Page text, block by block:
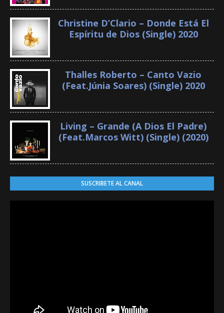
Christine D’Clario – Donde Está El
Espíritu de Dios (Single) 2020
Thalles Roberto – Canto Vazio
(Feat.Júnia Soares) (Single) 2020
Living – Grande (A Dios El Padre)
(Feat.Marcos Witt) (Single) (2020)
SUSCRIBETE AL CANAL